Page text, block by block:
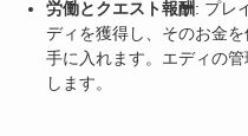
労働とクエスト報酬: プレ
ディを獲得し、そのお金
手に入れます。エディの
します。